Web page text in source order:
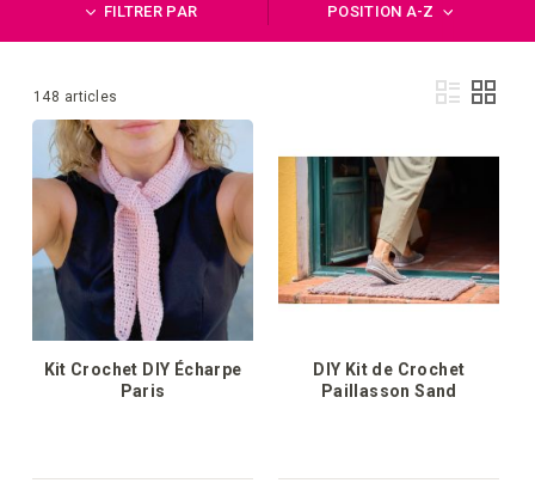
FILTRER PAR
Grille
Liste
1
-36
de
148 articles
POSITION A-Z
Kit Crochet DIY Écharpe
Paris
DIY Kit de Crochet
Paillasson Sand